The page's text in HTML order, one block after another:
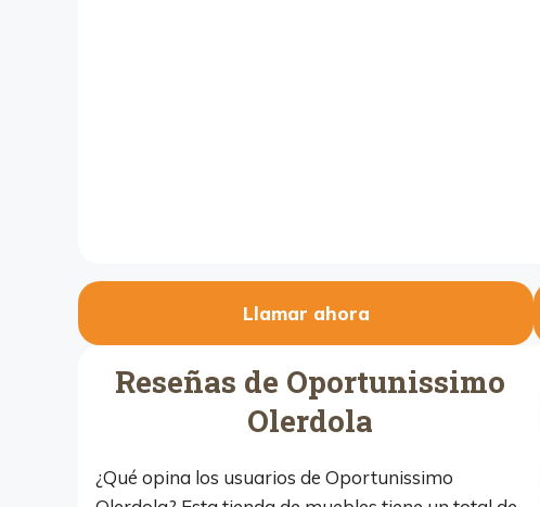
Llamar ahora
Reseñas de Oportunissimo
Olerdola
¿Qué opina los usuarios de Oportunissimo